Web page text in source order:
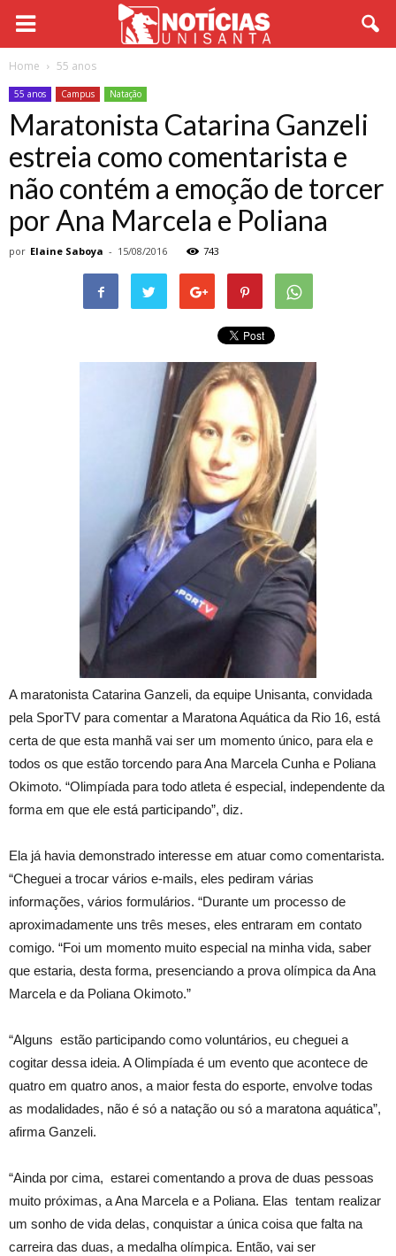
Home 55 anos
55 anos Campus Natação
Maratonista Catarina Ganzeli
estreia como comentarista e
não contém a emoção de torcer
por Ana Marcela e Poliana
por Elaine Saboya - 15/08/2016 743
A maratonista Catarina Ganzeli, da equipe Unisanta, convidada
pela SporTV para comentar a Maratona Aquática da Rio 16, está
certa de que esta manhã vai ser um momento único, para ela e
todos os que estão torcendo para Ana Marcela Cunha e Poliana
Okimoto. “Olimpíada para todo atleta é especial, independente da
forma em que ele está participando”, diz.
Ela já havia demonstrado interesse em atuar como comentarista.
“Cheguei a trocar vários e-mails, eles pediram várias
informações, vários formulários. “Durante um processo de
aproximadamente uns três meses, eles entraram em contato
comigo. “Foi um momento muito especial na minha vida, saber
que estaria, desta forma, presenciando a prova olímpica da Ana
Marcela e da Poliana Okimoto.”
“Alguns estão participando como voluntários, eu cheguei a
cogitar dessa ideia. A Olimpíada é um evento que acontece de
quatro em quatro anos, a maior festa do esporte, envolve todas
as modalidades, não é só a natação ou só a maratona aquática”,
afirma Ganzeli.
“Ainda por cima, estarei comentando a prova de duas pessoas
muito próximas, a Ana Marcela e a Poliana. Elas tentam realizar
um sonho de vida delas, conquistar a única coisa que falta na
carreira das duas, a medalha olímpica. Então, vai ser